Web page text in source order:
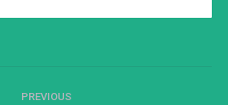
PREVIOUS